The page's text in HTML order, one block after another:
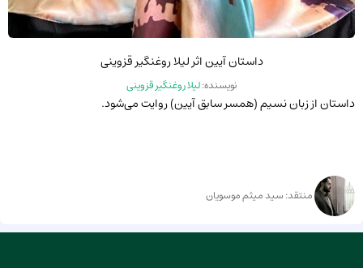
داستان آیین اثر لیلا روغنگیر قزوینی
نویسنده:لیلا روغنگیر قزوینی
داستان از زبان نسیم (همسر سابق آیین) روایت می‌شود.
منتقد: سید میثم موسویان